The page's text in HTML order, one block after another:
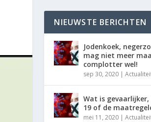
NIEUWSTE BERICHTEN
Jodenkoek,
mag niet meer
complotter wel!
sep 30, 2020 |
Wat is gevaarlijker,
19 of de
mei 11, 2020 |